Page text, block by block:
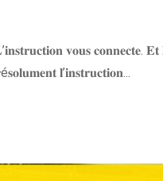
𝐯𝐨𝐮𝐬
𝐥’𝐢𝐧𝐬𝐭𝐫𝐮𝐜𝐭𝐢𝐨𝐧...